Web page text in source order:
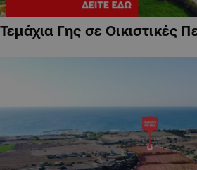
Τεμάχια Γης σε Οικιστικές